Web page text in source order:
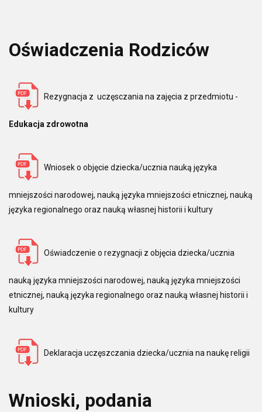
Oświadczenia Rodziców
Rezygnacja z uczęsczania na zajęcia z przedmiotu -
Edukacja zdrowotna
Wniosek o objęcie dziecka/ucznia nauką języka
mniejszości narodowej, nauką języka mniejszości etnicznej, nauką
języka regionalnego oraz nauką własnej historii i kultury
Oświadczenie o rezygnacji z objęcia dziecka/ucznia
nauką języka mniejszości narodowej, nauką języka mniejszości
etnicznej, nauką języka regionalnego oraz nauką własnej historii i
kultury
Deklaracja uczęszczania dziecka/ucznia na naukę religii
Wnioski, podania